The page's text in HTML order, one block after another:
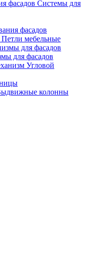
Системы для
фасадов
Петли мебельные
для фасадов
Угловой
колонны